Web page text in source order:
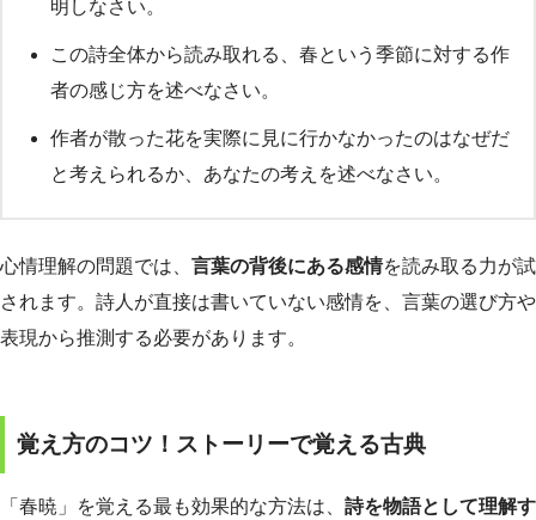
明しなさい。
この詩全体から読み取れる、春という季節に対する作
者の感じ方を述べなさい。
作者が散った花を実際に見に行かなかったのはなぜだ
と考えられるか、あなたの考えを述べなさい。
心情理解の問題では、 言葉の背後にある感情を読み取る力が試
されます。詩人が直接は書いていない感情を、言葉の選び方や
表現から推測する必要があります。
覚え方のコツ！ストーリーで覚える古典
「春暁」を覚える最も効果的な方法は、 詩を物語として理解す